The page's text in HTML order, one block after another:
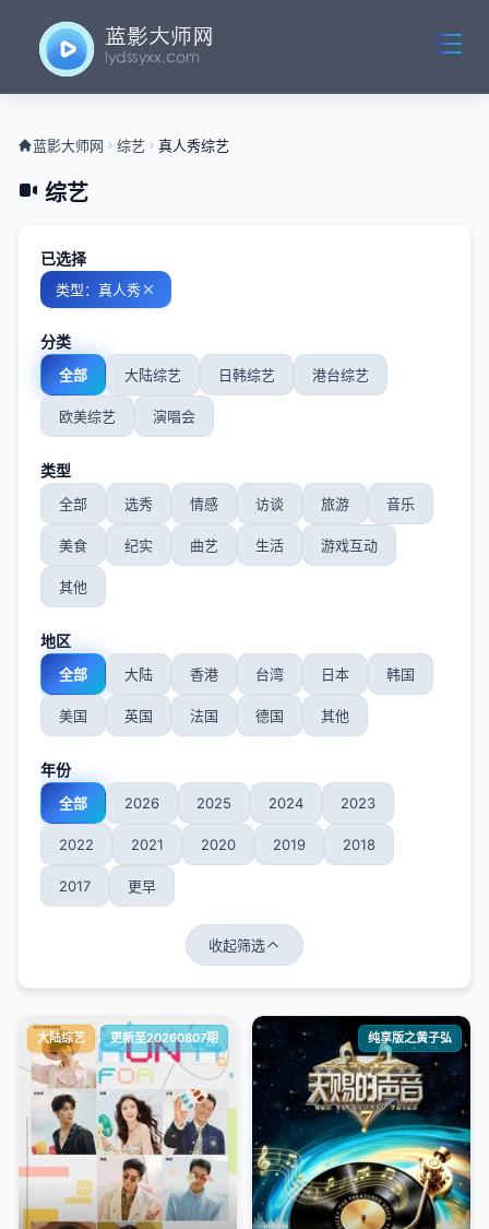
蓝影大师网 综艺 真人秀综艺
综艺
已选择
类型：真人秀
分类
全部 大陆综艺 日韩综艺 港台综艺
欧美综艺 演唱会
类型
全部 选秀 情感 访谈 旅游 音乐
美食 纪实 曲艺 生活 游戏互动
其他
地区
全部 大陆 香港 台湾 日本 韩国
美国 英国 法国 德国 其他
年份
全部 2026 2025 2024 2023
2022 2021 2020 2019 2018
2017 更早
收起筛选
大陆综艺 更新至20260807期 纯享版之黄子弘